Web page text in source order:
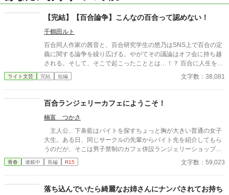
【完結】【百合論争】こんなの百合って認めない！
千鶴田ルト
百合同人作家の茜音と、百合研究学生の悠乃はSNS上で百合の定
義に関する論争を繰り広げる。やがてその議論はオフ会に持ち越
される。そして、そこで起こったこととは…！？ 百合に人生を賭
けた二人が、ぶつかり合い、話し合い、惹かれ合う。百合とは何
か。友情とは。恋愛とは。 すべての百合好きに捧げる、論争系百
ライト文芸 完結 短編 文字数：38,081
百合ランジェリーカフェにようこそ！
楠富 つかさ
主人公、下条藍はバイトを探すちょっと胸が大きい普通の女子
大生。ある日、同じサークルの先輩からバイト先を紹介してもら
うのだが、そこは男子禁制のカフェ併設ランジェリーショップ
で！？ ちょっとハレンチなお仕事カフェライフ、始まりま
す！！ ※この物語はフィクションであり実在の人物・団体・法律
成できないのでビキニで代用しています。
青春 連載中 長編 R15 文字数：59,023
落ち込んでいたら綺麗なお姉さんにナンパされてお持ち